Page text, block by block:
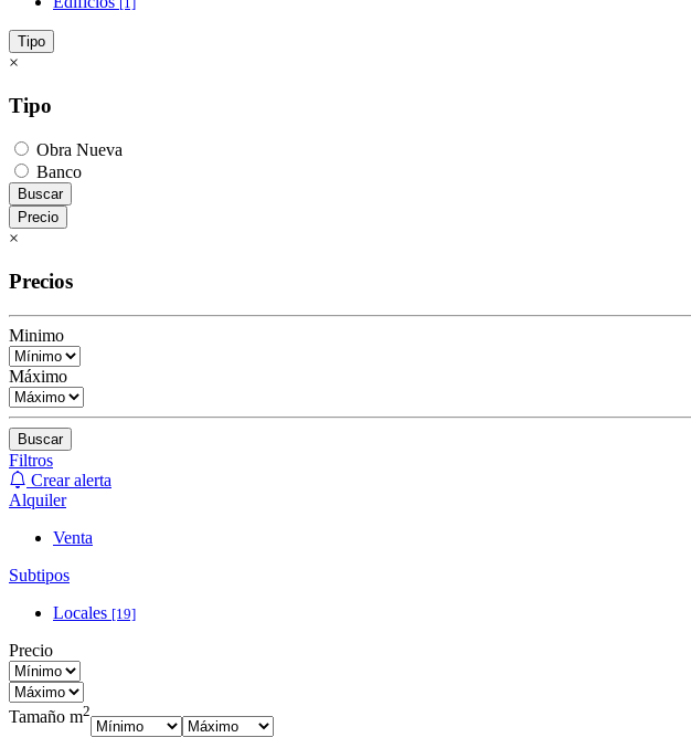
Tipo
×
Tipo
Obra Nueva
Banco
Buscar
Precio
×
Precios
Minimo
Máximo
Buscar
Filtros
Crear alerta
Alquiler
Venta
Subtipos
Locales [19]
Precio
Tamaño m2